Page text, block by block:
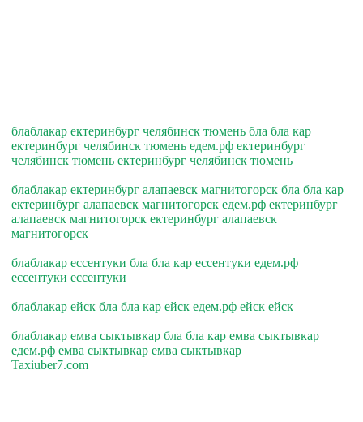
блаблакар ектеринбург челябинск тюмень бла бла кар
ектеринбург челябинск тюмень едем.рф ектеринбург
челябинск тюмень ектеринбург челябинск тюмень
блаблакар ектеринбург алапаевск магнитогорск бла бла кар
ектеринбург алапаевск магнитогорск едем.рф ектеринбург
алапаевск магнитогорск ектеринбург алапаевск
магнитогорск
блаблакар ессентуки бла бла кар ессентуки едем.рф
ессентуки ессентуки
блаблакар ейск бла бла кар ейск едем.рф ейск ейск
блаблакар емва сыктывкар бла бла кар емва сыктывкар
едем.рф емва сыктывкар емва сыктывкар
Taxiuber7.com